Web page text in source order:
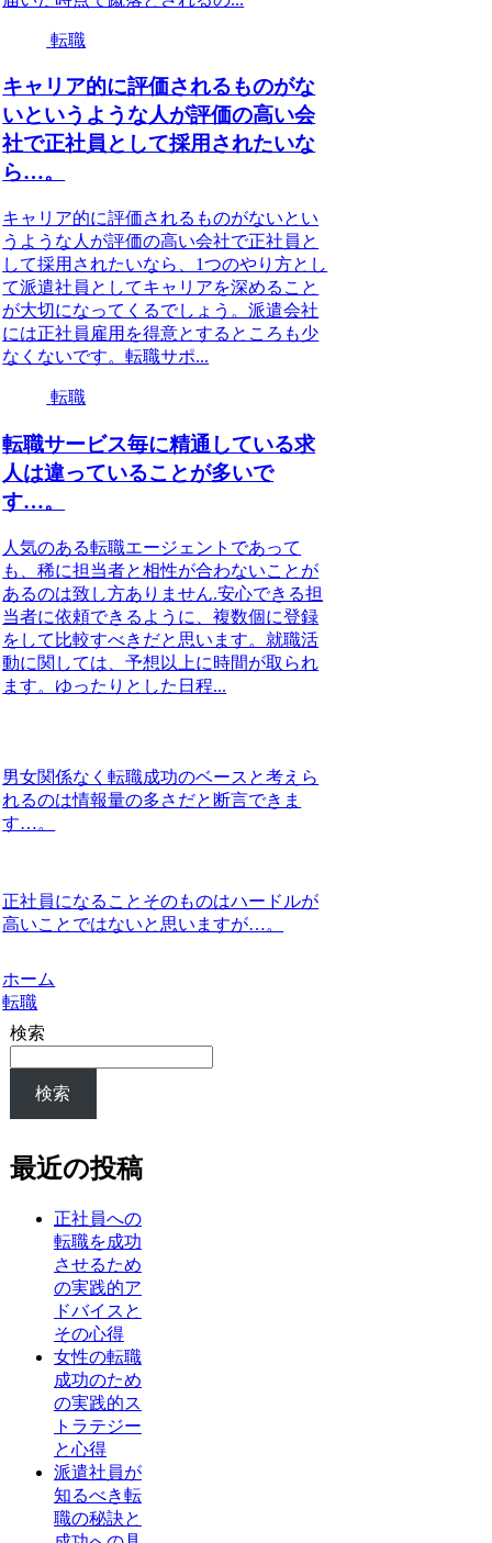
転職
キャリア的に評価されるものがな
いというような人が評価の高い会
社で正社員として採用されたいな
ら…。
キャリア的に評価されるものがないとい
うような人が評価の高い会社で正社員と
して採用されたいなら、1つのやり方とし
て派遣社員としてキャリアを深めること
が大切になってくるでしょう。派遣会社
には正社員雇用を得意とするところも少
なくないです。転職サポ...
転職
転職サービス毎に精通している求
人は違っていることが多いで
す…。
人気のある転職エージェントであって
も、稀に担当者と相性が合わないことが
あるのは致し方ありません.安心できる担
当者に依頼できるように、複数個に登録
をして比較すべきだと思います。就職活
動に関しては、予想以上に時間が取られ
ます。ゆったりとした日程...
男女関係なく転職成功のベースと考えら
れるのは情報量の多さだと断言できま
す…。
正社員になることそのものはハードルが
高いことではないと思いますが…。
ホーム
転職
検索
検索
最近の投稿
正社員への
転職を成功
させるため
の実践的ア
ドバイスと
その心得
女性の転職
成功のため
の実践的ス
トラテジー
と心得
派遣社員が
知るべき転
職の秘訣と